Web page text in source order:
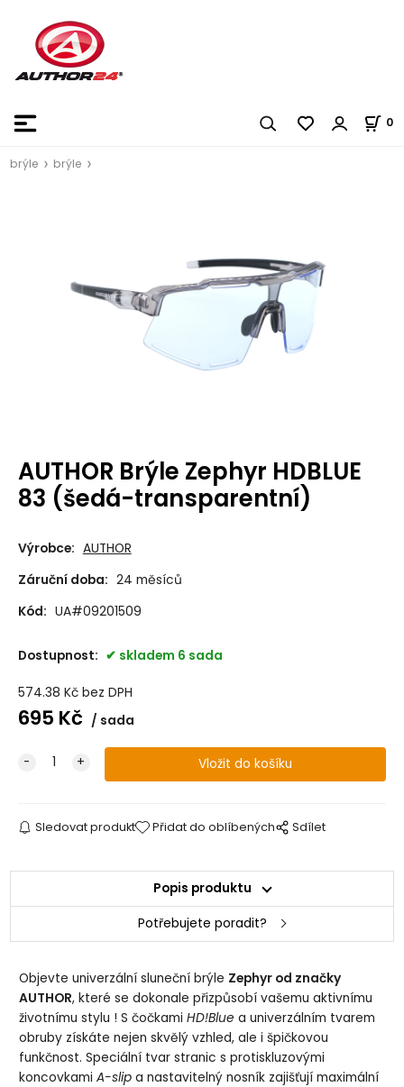
0
brýle brýle
AUTHOR Brýle Zephyr HDBLUE
83 (šedá-transparentní)
Výrobce: AUTHOR
Záruční doba: 24 měsíců
Kód: UA#09201509
Dostupnost: skladem 6 sada
574.38 Kč bez DPH
695 Kč sada
Sledovat produkt Přidat do oblíbených Sdílet
Popis produktu
Potřebujete poradit?
Objevte univerzální sluneční brýle Zephyr od značky
AUTHOR, které se dokonale přizpůsobí vašemu aktivnímu
životnímu stylu ! S čočkamiHD!Blue a univerzálním tvarem
obruby získáte nejen skvělý vzhled, ale i špičkovou
funkčnost. Speciální tvar stranic s protiskluzovými
koncovkamiA-slip a nastavitelný nosník zajišťují maximální